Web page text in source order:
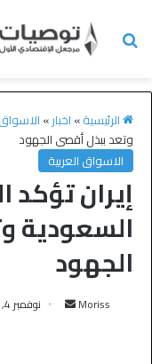
الرئيسية» اخبار»
وتعد ببذل أقصى الجهود
الاسواق العربية
إيران تؤكد
السعودية
الجهود
Moriss نوفمبر 4, 2021